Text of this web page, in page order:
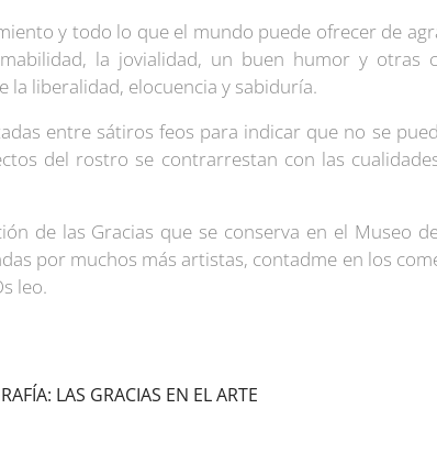
y todo lo que el mundo puede ofrecer de
la jovialidad, un buen humor y otras
la liberalidad, elocuencia y sabiduría.
entre sátiros feos para indicar que no se
del rostro se contrarrestan con las
de las Gracias que se conserva en el Museo
por muchos más artistas, contadme en los
leo.
LAS GRACIAS EN EL ARTE